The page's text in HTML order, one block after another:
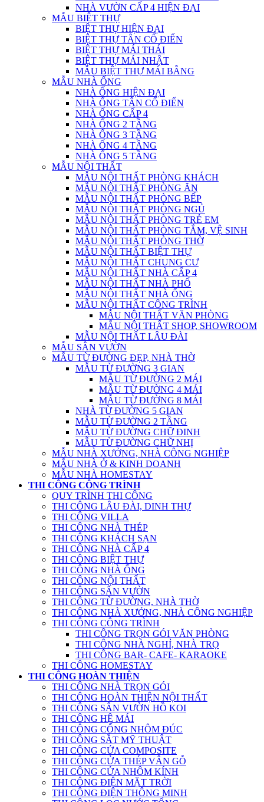
NHÀ VƯỜN CẤP 4 HIỆN ĐẠI
MẪU BIỆT THỰ
BIỆT THỰ HIỆN ĐẠI
BIỆT THỰ TÂN CỔ ĐIỂN
BIỆT THỰ MÁI THÁI
BIỆT THỰ MÁI NHẬT
MẪU BIỆT THỰ MÁI BẰNG
MẪU NHÀ ỐNG
NHÀ ỐNG HIỆN ĐẠI
NHÀ ỐNG TÂN CỔ ĐIỂN
NHÀ ỐNG CẤP 4
NHÀ ỐNG 2 TẦNG
NHÀ ỐNG 3 TẦNG
NHÀ ỐNG 4 TẦNG
NHÀ ỐNG 5 TẦNG
MẪU NỘI THẤT
MẪU NỘI THẤT PHÒNG KHÁCH
MẪU NỘI THẤT PHÒNG ĂN
MẪU NỘI THẤT PHÒNG BẾP
MẪU NỘI THẤT PHÒNG NGỦ
MẪU NỘI THẤT PHÒNG TRẺ EM
MẪU NỘI THẤT PHÒNG TẮM, VỆ SINH
MẪU NỘI THẤT PHÒNG THỜ
MẪU NỘI THẤT BIỆT THỰ
MẪU NỘI THẤT CHUNG CƯ
MẪU NỘI THẤT NHÀ CẤP 4
MẪU NỘI THẤT NHÀ PHỐ
MẪU NỘI THẤT NHÀ ỐNG
MẪU NỘI THẤT CÔNG TRÌNH
MẪU NỘI THẤT VĂN PHÒNG
MẪU NỘI THẤT SHOP, SHOWROOM
MẪU NỘI THẤT LÂU ĐÀI
MẪU SÂN VƯỜN
MẪU TỪ ĐƯỜNG ĐẸP, NHÀ THỜ
MẪU TỪ ĐƯỜNG 3 GIAN
MẪU TỪ ĐƯỜNG 2 MÁI
MẪU TỪ ĐƯỜNG 4 MÁI
MẪU TỪ ĐƯỜNG 8 MÁI
NHÀ TỪ ĐƯỜNG 5 GIAN
MẪU TỪ ĐƯỜNG 2 TẦNG
MẪU TỪ ĐƯỜNG CHỮ ĐINH
MẪU TỪ ĐƯỜNG CHỮ NHỊ
MẪU NHÀ XƯỞNG, NHÀ CÔNG NGHIỆP
MẪU NHÀ Ở & KINH DOANH
MẪU NHÀ HOMESTAY
THI CÔNG CÔNG TRÌNH
QUY TRÌNH THI CÔNG
THI CÔNG LÂU ĐÀI, DINH THỰ
THI CÔNG VILLA
THI CÔNG NHÀ THÉP
THI CÔNG KHÁCH SẠN
THI CÔNG NHÀ CẤP 4
THI CÔNG BIỆT THỰ
THI CÔNG NHÀ ỐNG
THI CÔNG NỘI THẤT
THI CÔNG SÂN VƯỜN
THI CÔNG TỪ ĐƯỜNG, NHÀ THỜ
THI CÔNG NHÀ XƯỞNG, NHÀ CÔNG NGHIỆP
THI CÔNG CÔNG TRÌNH
THI CÔNG TRỌN GÓI VĂN PHÒNG
THI CÔNG NHÀ NGHỈ, NHÀ TRỌ
THI CÔNG BAR- CAFE- KARAOKE
THI CÔNG HOMESTAY
THI CÔNG HOÀN THIỆN
THI CÔNG NHÀ TRỌN GÓI
THI CÔNG HOÀN THIỆN NỘI THẤT
THI CÔNG SÂN VƯỜN HỒ KOI
THI CÔNG HỆ MÁI
THI CÔNG CỔNG NHÔM ĐÚC
THI CÔNG SẮT MỸ THUẬT
THI CÔNG CỬA COMPOSITE
THI CÔNG CỬA THÉP VÂN GỖ
THI CÔNG CỬA NHÔM KÍNH
THI CÔNG ĐIỆN MẶT TRỜI
THI CÔNG ĐIỆN THÔNG MINH